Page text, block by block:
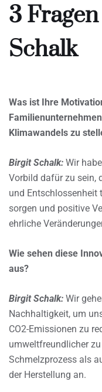
3
Schalk
Was ist Ihre
Klimawandels zu
Birgit Schalk: Wir
Vorbild dafür zu sein,
und
sorgen und positive
ehrliche
Wie sehen diese
aus?
Birgit Schalk: Wir
Nachhaltigkeit, um
CO2-Emissionen zu
umweltfreundlicher
Schmelzprozess als
der Herstellung an.